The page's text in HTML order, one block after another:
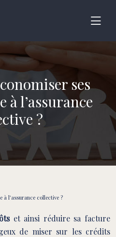
ses
à l’assurance
?
à l’assurance collective ?
et ainsi réduire sa facture
de miser sur les crédits